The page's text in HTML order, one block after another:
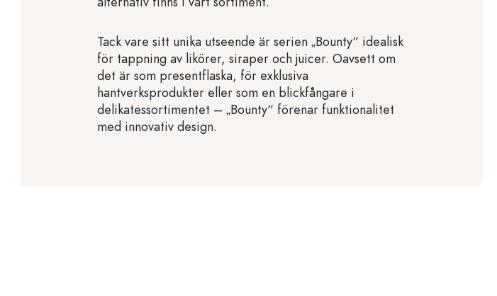
Tack vare sitt unika utseende är serien „Bounty“ idealisk
för tappning av likörer, siraper och juicer. Oavsett om
det är som presentflaska, för exklusiva
hantverksprodukter eller som en blickfångare i
delikatessortimentet – „Bounty“ förenar funktionalitet
med innovativ design.